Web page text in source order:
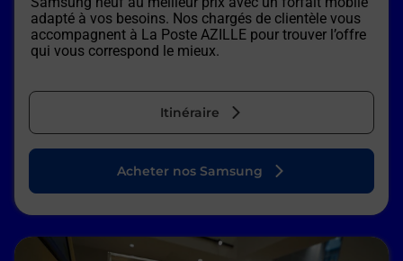
adapté à vos besoins. Nos chargés de clientèle vous
accompagnent à La Poste AZILLE pour trouver l’offre
qui vous correspond le mieux.
Itinéraire
Acheter nos Samsung